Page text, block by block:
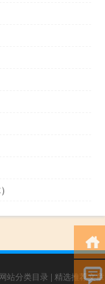
网站分类目录 | 精选推荐文章